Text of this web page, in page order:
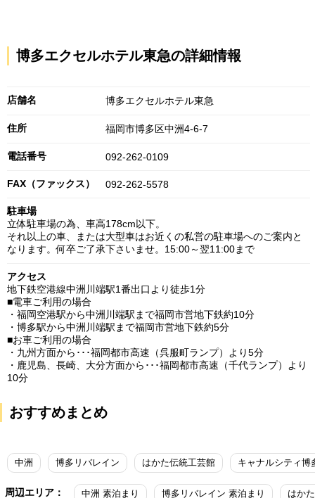
博多エクセルホテル東急の詳細情報
店舗名 博多エクセルホテル東急
住所 福岡市博多区中洲4-6-7
電話番号 092-262-0109
FAX（ファックス） 092-262-5578
駐車場
立体駐車場の為、車高178cm以下。
それ以上の車、または大型車はお近くの私営の駐車場へのご案内と
なります。何卒ご了承下さいませ。15:00～翌11:00まで
アクセス
地下鉄空港線中洲川端駅1番出口より徒歩1分
■電車ご利用の場合
・福岡空港駅から中洲川端駅まで福岡市営地下鉄約10分
・博多駅から中洲川端駅まで福岡市営地下鉄約5分
■お車ご利用の場合
・九州方面から･･･福岡都市高速（呉服町ランプ）より5分
・鹿児島、長崎、大分方面から･･･福岡都市高速（千代ランプ）より
10分
おすすめまとめ
中洲 博多リバレイン はかた伝統工芸館 キャナルシティ博
周辺エリア： 中洲 素泊まり 博多リバレイン 素泊まり はか